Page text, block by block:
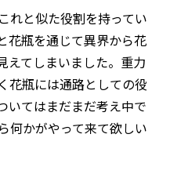
れと似た役割を持ってい
花瓶を通じて異界から花
えてしまいました。重力
花瓶には通路としての役
いてはまだまだ考え中で
何かがやって来て欲しい